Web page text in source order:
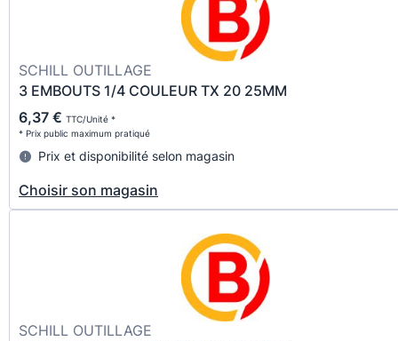
SCHILL OUTILLAGE
3 EMBOUTS 1/4 COULEUR TX 20 25MM
6,37 € TTC/Unité *
* Prix public maximum pratiqué
Prix et disponibilité selon magasin
Choisir son magasin
SCHILL OUTILLAGE